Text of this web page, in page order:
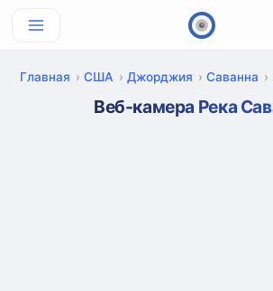
Главная США Джорджия Саванна
Веб-камера Река